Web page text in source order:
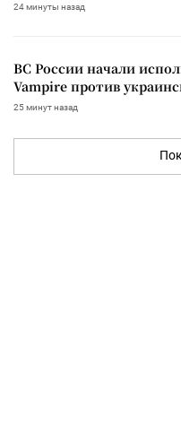
24 минуты назад
ВС России начали
Vampire против
25 минут назад